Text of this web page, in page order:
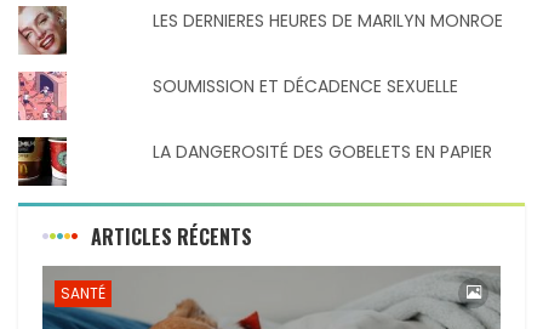
LES DERNIERES HEURES DE MARILYN MONROE
SOUMISSION ET DÉCADENCE SEXUELLE
LA DANGEROSITÉ DES GOBELETS EN PAPIER
ARTICLES RÉCENTS
SANTÉ